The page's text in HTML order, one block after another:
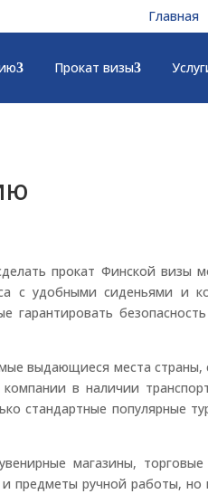
Главная
Прокат визы
прокат Финской визы
с удобными сиденьями и
выдающиеся места
в наличии
стандартные популярные
магазины, торговые
предметы ручной работы, но